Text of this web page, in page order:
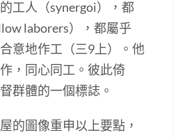
工人（synergoi），都
laborers），都屬乎
意地作工（三9上）。他
，同心同工。彼此倚
群體的一個標誌。
圖像重申以上要點，